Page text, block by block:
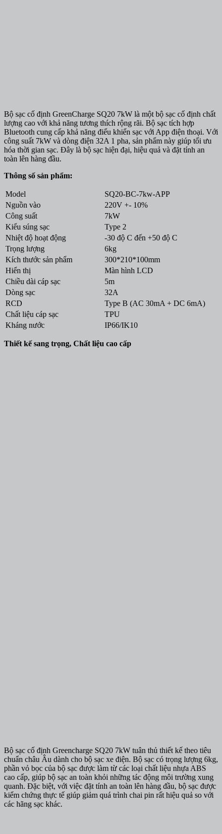
Bộ sạc cố định GreenCharge SQ20 7kW là một bộ sạc cố định chất
lượng cao với khả năng tương thích rộng rãi. Bộ sạc tích hợp
Bluetooth cung cấp khả năng điểu khiển sạc với App điện thoại. Với
công suất 7kW và dòng điện 32A 1 pha, sản phẩm này giúp tối ưu
hóa thời gian sạc. Đây là bộ sạc hiện đại, hiệu quả và đặt tính an
toàn lên hàng đầu.
Thông số sản phẩm:
Model
SQ20-BC-7kw-APP
Nguồn vào
220V +- 10%
Công suất
7kW
Kiểu súng sạc
Type 2
Nhiệt độ hoạt động
-30 độ C đến +50 độ C
Trọng lượng
6kg
Kích thước sản phẩm
300*210*100mm
Hiển thị
Màn hình LCD
Chiều dài cáp sạc
5m
Dòng sạc
32A
RCD
Type B (AC 30mA + DC 6mA)
Chất liệu cáp sạc
TPU
Kháng nước
IP66/IK10
Thiết kế sang trọng, Chất liệu cao cấp
Bộ sạc cố định Greencharge SQ20 7kW tuân thủ thiết kế theo tiêu
chuẩn châu Âu dành cho bộ sạc xe điện. Bộ sạc có trọng lượng 6kg,
phần vỏ bọc của bộ sạc được làm từ các loại chất liệu nhựa ABS
cao cấp, giúp bộ sạc an toàn khỏi những tác động môi trường xung
quanh. Đặc biệt, với việc đặt tính an toàn lên hàng đầu, bộ sạc được
kiểm chứng thực tế giúp giảm quá trình chai pin rất hiệu quả so với
các hãng sạc khác.